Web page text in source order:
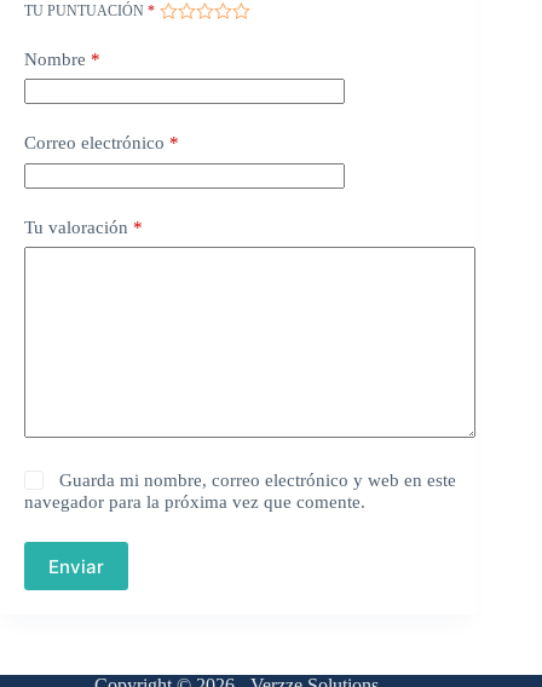
TU PUNTUACIÓN *
Nombre *
Correo electrónico *
Tu valoración *
Guarda mi nombre, correo electrónico y web en este
navegador para la próxima vez que comente.
Enviar